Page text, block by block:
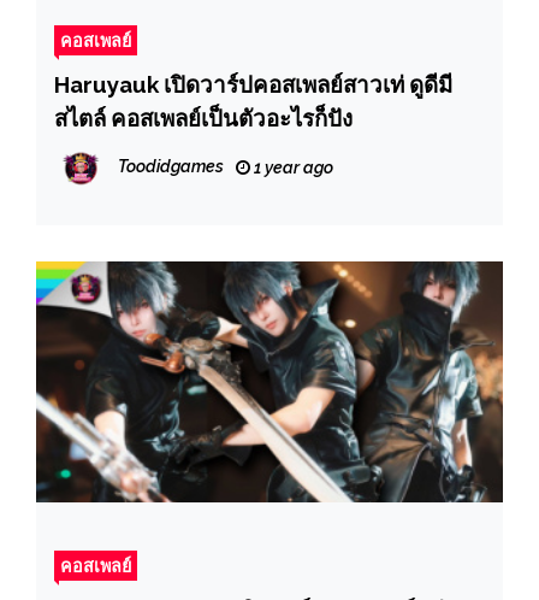
คอสเพลย์
Haruyauk เปิดวาร์ปคอสเพลย์สาวเท่ ดูดีมี
สไตล์ คอสเพลย์เป็นตัวอะไรก็ปัง
Toodidgames 1 year ago
คอสเพลย์